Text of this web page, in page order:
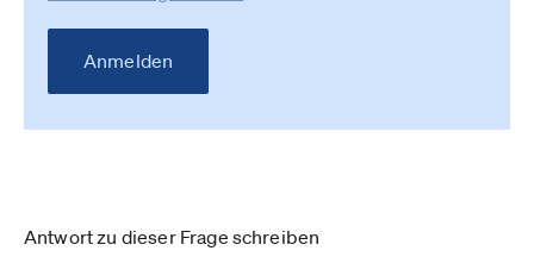
Anmelden
Antwort zu dieser Frage schreiben